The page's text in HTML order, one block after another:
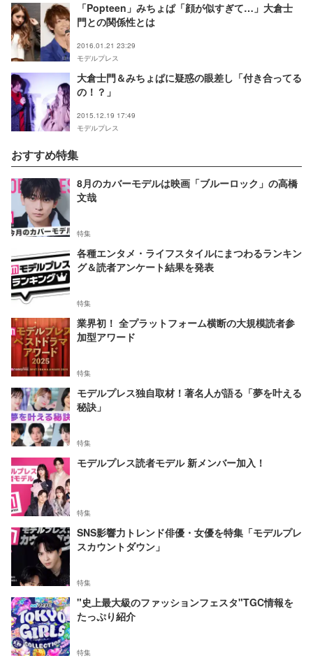
「Popteen」みちょぱ「顔が似すぎて…」大倉士
門との関係性とは
2016.01.21 23:29
モデルプレス
大倉士門＆みちょぱに疑惑の眼差し「付き合ってる
の！？」
2015.12.19 17:49
モデルプレス
おすすめ特集
8月のカバーモデルは映画「ブルーロック」の高橋
文哉
特集
各種エンタメ・ライフスタイルにまつわるランキン
グ＆読者アンケート結果を発表
特集
業界初！ 全プラットフォーム横断の大規模読者参
加型アワード
特集
モデルプレス独自取材！著名人が語る「夢を叶える
秘訣」
特集
モデルプレス読者モデル 新メンバー加入！
特集
SNS影響力トレンド俳優・女優を特集「モデルプレ
スカウントダウン」
特集
"史上最大級のファッションフェスタ"TGC情報を
たっぷり紹介
特集